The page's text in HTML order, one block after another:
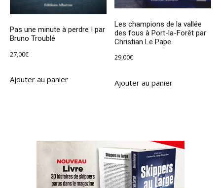
Pas une minute à perdre ! par
Bruno Troublé
27,00€
Ajouter au panier
Les champions de la vallée
des fous à Port-la-Forêt par
Christian Le Pape
29,00€
Ajouter au panier